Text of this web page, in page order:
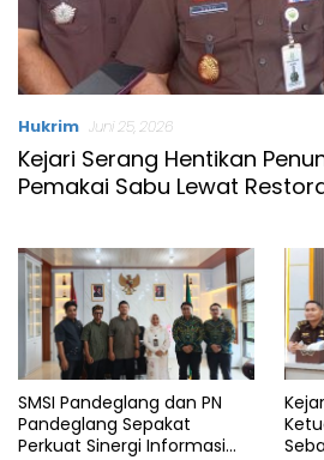
Hukrim Juni 25, 2026
Kejari Serang Hentikan
Pemakai Sabu Lewat
SMSI Pandeglang dan PN
Pandeglang Sepakat
Perkuat Sinergi Informasi